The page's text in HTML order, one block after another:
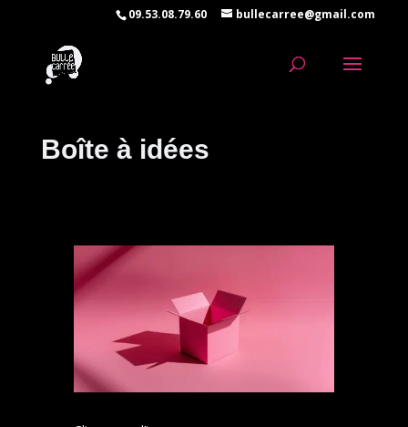
09.53.08.79.60 bullecarree@gmail.com
Boîte à idées